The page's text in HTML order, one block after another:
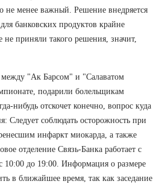
не менее важный. Решение внедряется
банковских продуктов крайне
приняли такого решения, значит,
"Ак Барсом" и "Салаватом
подарили болельщикам
нибудь отскочет конечно, вопрос куда
Следует соблюдать осторожность при
инфаркт миокарда, а также
отделение Связь-Банка работает с
10:00 до 19:00. Информация о размере
в ближайшее время, так как заседание